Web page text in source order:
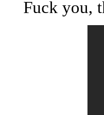
Fuck you,